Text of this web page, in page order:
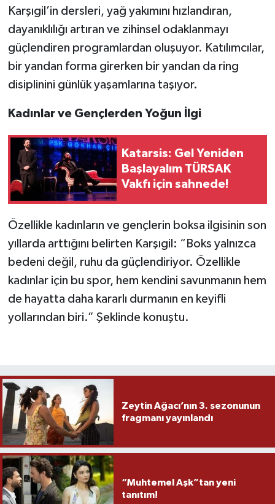
Karşıgil’in dersleri, yağ yakımını hızlandıran,
dayanıklılığı artıran ve zihinsel odaklanmayı
güçlendiren programlardan oluşuyor. Katılımcılar,
bir yandan forma girerken bir yandan da ring
disiplinini günlük yaşamlarına taşıyor.
Kadınlar ve Gençlerden Yoğun İlgi
Katarsis: Gel Yeniden
Başlayalım TÜRSAK
Vakfı için sahnede!
Özellikle kadınların ve gençlerin boksa ilgisinin son
yıllarda arttığını belirten Karşıgil: “Boks yalnızca
bedeni değil, ruhu da güçlendiriyor. Özellikle
kadınlar için bu spor, hem kendini savunmanın hem
de hayatta daha kararlı durmanın en keyifli
yollarından biri.” Şeklinde konuştu.
Zeytin Ağacı’nın 3. sezonunun
fragmanı yayınlandı
“Muhtemel Aşk”tan yeni
tanıtım!